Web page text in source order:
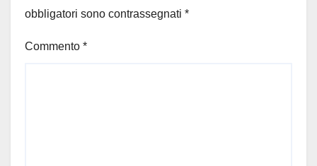
obbligatori sono contrassegnati *
Commento *